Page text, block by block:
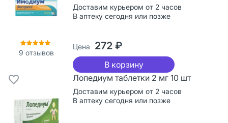
9 отзывов
Доставим курьером от 2 часов
В аптеку сегодня или позже
Цена 272 ₽
В корзину
Лопедиум таблетки 2 мг 10 шт
Доставим курьером от 2 часов
В аптеку сегодня или позже